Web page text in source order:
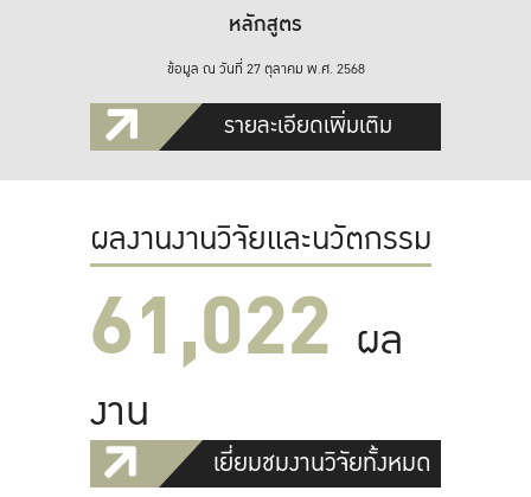
หลักสูตร
ข้อมูล ณ วันที่ 27 ตุลาคม พ.ศ. 2568
รายละเอียดเพิ่มเติม
ผลงานงานวิจัยและนวัตกรรม
61,022 ผล
งาน
เยี่ยมชมงานวิจัยทั้งหมด